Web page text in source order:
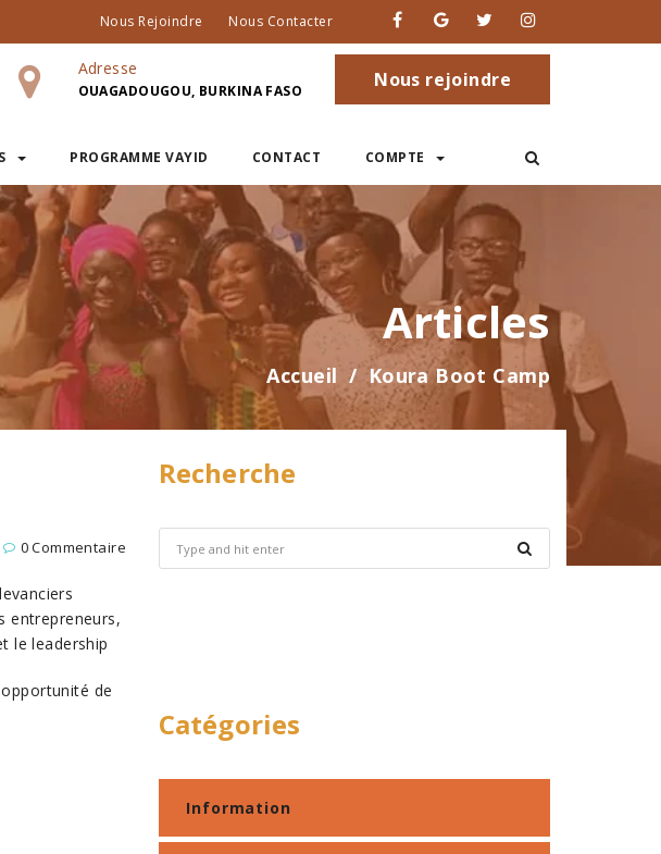
Nous Rejoindre Nous Contacter
Adresse
OUAGADOUGOU, BURKINA FASO Nous rejoindre
PROGRAMME VAYID CONTACT COMPTE
Articles
Accueil Koura Boot Camp
0 Commentaire
entrepreneurs,
le leadership
de
Recherche
Catégories
Information